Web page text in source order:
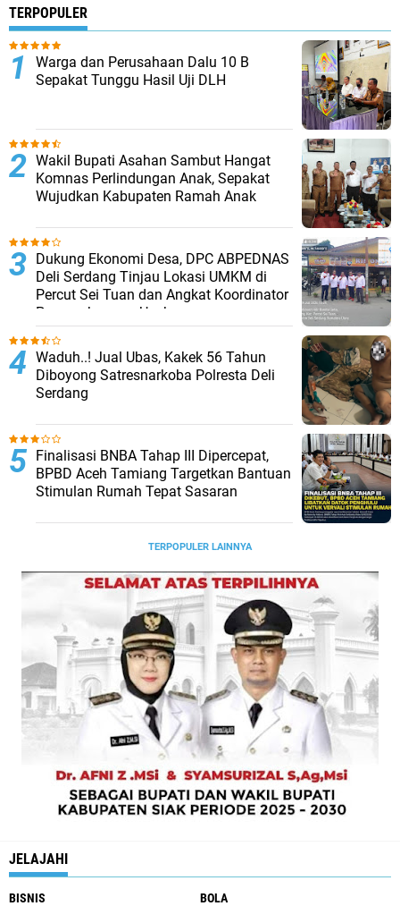
TERPOPULER
Warga dan Perusahaan Dalu 10 B
Sepakat Tunggu Hasil Uji DLH
Wakil Bupati Asahan Sambut Hangat
Komnas Perlindungan Anak, Sepakat
Wujudkan Kabupaten Ramah Anak
Dukung Ekonomi Desa, DPC ABPEDNAS
Deli Serdang Tinjau Lokasi UMKM di
Percut Sei Tuan dan Angkat Koordinator
Pengembangan Usaha
Waduh..! Jual Ubas, Kakek 56 Tahun
Diboyong Satresnarkoba Polresta Deli
Serdang
Finalisasi BNBA Tahap III Dipercepat,
BPBD Aceh Tamiang Targetkan Bantuan
Stimulan Rumah Tepat Sasaran
TERPOPULER LAINNYA
JELAJAHI
BISNIS BOLA